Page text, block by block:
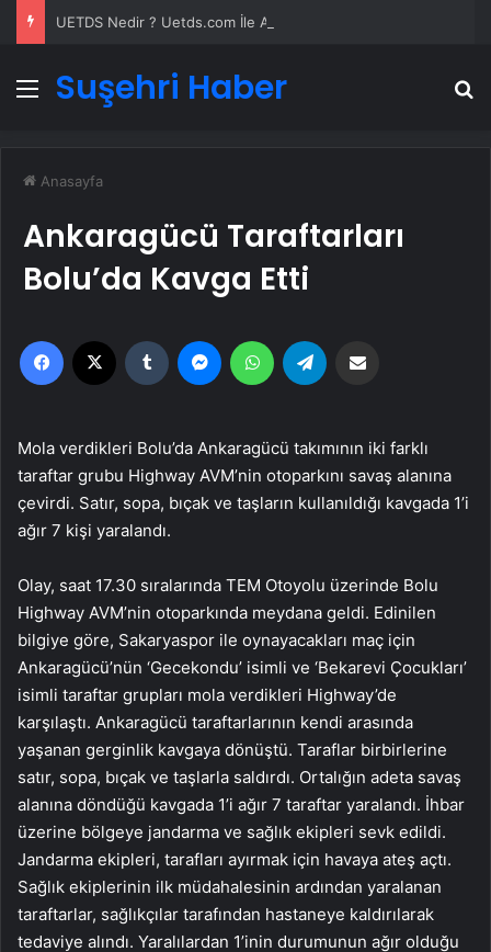
Menü
Suşehri Haber
Anasayfa
Ankaragücü Taraftarları
Bolu’da Kavga Etti
Facebook Tumblr MessengerWhatsApp
Mola verdikleri Bolu’da Ankaragücü takımının iki farklı
taraftar grubu Highway AVM’nin otoparkını savaş alanına
çevirdi. Satır, sopa, bıçak ve taşların kullanıldığı kavgada 1’i
ağır 7 kişi yaralandı.
Olay, saat 17.30 sıralarında TEM Otoyolu üzerinde Bolu
Highway AVM’nin otoparkında meydana geldi. Edinilen
bilgiye göre, Sakaryaspor ile oynayacakları maç için
Ankaragücü’nün ‘Gecekondu’ isimli ve ‘Bekarevi Çocukları’
isimli taraftar grupları mola verdikleri Highway’de
karşılaştı. Ankaragücü taraftarlarının kendi arasında
yaşanan gerginlik kavgaya dönüştü. Taraflar birbirlerine
satır, sopa, bıçak ve taşlarla saldırdı. Ortalığın adeta savaş
alanına döndüğü kavgada 1’i ağır 7 taraftar yaralandı. İhbar
üzerine bölgeye jandarma ve sağlık ekipleri sevk edildi.
Jandarma ekipleri, tarafları ayırmak için havaya ateş açtı.
Sağlık ekiplerinin ilk müdahalesinin ardından yaralanan
taraftarlar, sağlıkçılar tarafından hastaneye kaldırılarak
tedaviye alındı. Yaralılardan 1’inin durumunun ağır olduğu